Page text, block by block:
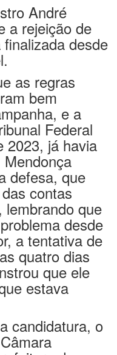
André
a rejeição de
desde
as regras
bem
e a
Federal
2023, já havia
defesa, que
contas
lembrando que
desde
a tentativa de
quatro dias
que ele
estava
candidatura, o